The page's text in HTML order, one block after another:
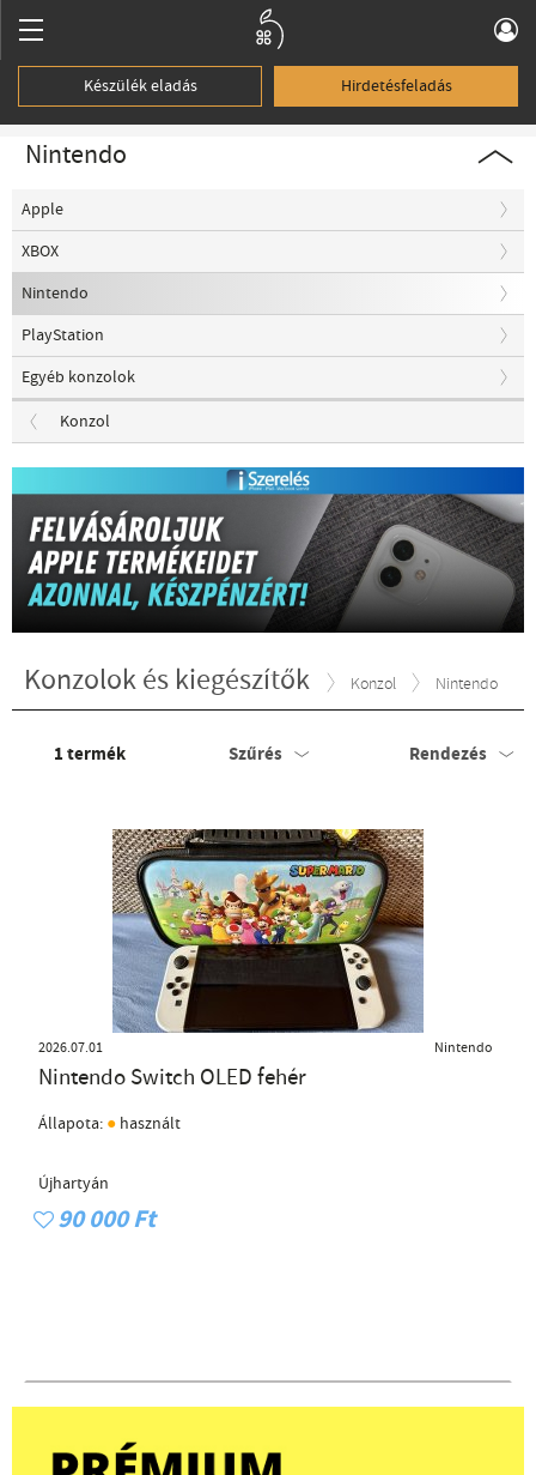
Készülék eladás Hirdetésfeladás
Nintendo
Apple
XBOX
Nintendo
PlayStation
Egyéb konzolok
Konzol
Konzolok és kiegészítők Konzol Nintendo
1termék Szűrés Rendezés
2026.07.01 Nintendo
Nintendo Switch OLED fehér
Állapota: ● használt
Újhartyán
90 000 Ft